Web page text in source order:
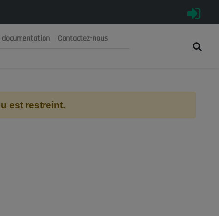
الجزائرية الديمقراطية الشعبية
documentation Contactez-nous
est restreint.